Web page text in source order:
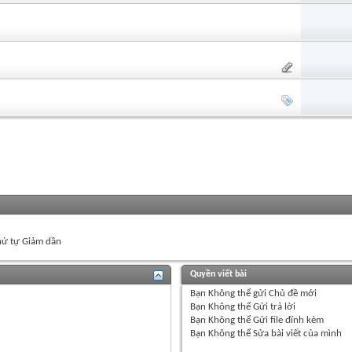
tự Giảm dần
Quyền viết bài
Bạn Không thểgửi Chủ đề mới
Bạn Không thểGửi trả lời
Bạn Không thểGửi file đính kèm
Bạn Không thểSửa bài viết của mình